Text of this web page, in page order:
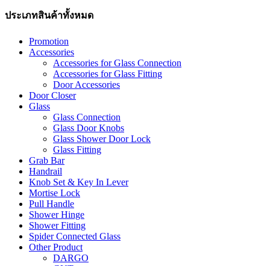
ประเภทสินค้าทั้งหมด
Promotion
Accessories
Accessories for Glass Connection
Accessories for Glass Fitting
Door Accessories
Door Closer
Glass
Glass Connection
Glass Door Knobs
Glass Shower Door Lock
Glass Fitting
Grab Bar
Handrail
Knob Set & Key In Lever
Mortise Lock
Pull Handle
Shower Hinge
Shower Fitting
Spider Connected Glass
Other Product
DARGO